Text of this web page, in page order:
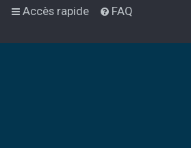
Accès rapide FAQ